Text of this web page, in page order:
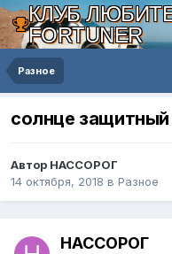
КЛУБ
FORTUNER
Разное
солнце
Автор НАССОРОГ
14 октября, 2018 в Разное
НАССОРОГ